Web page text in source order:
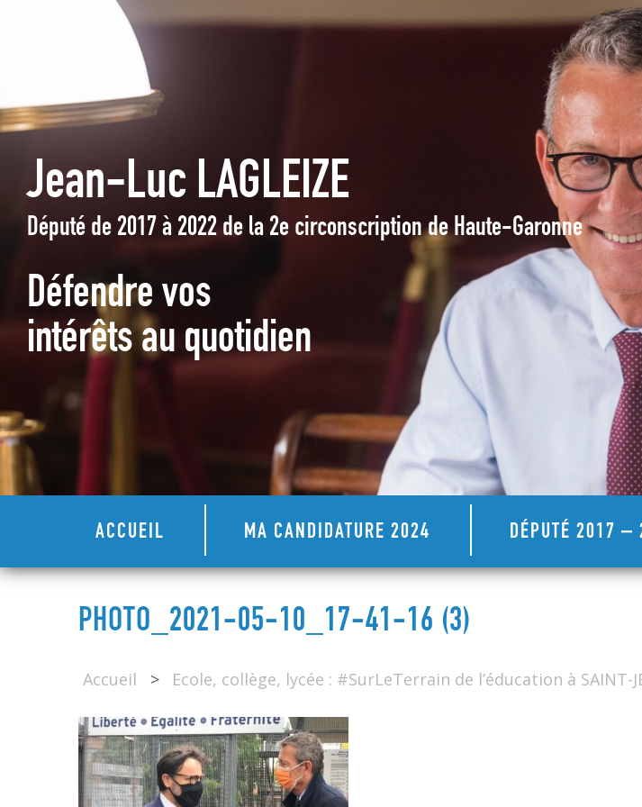
Jean-Luc LAGLEIZE
Député de 2017 à 2022 de la 2e circonscription de Haute-Garonne
Défendre vos
intérêts au quotidien
ACCUEIL MA CANDIDATURE 2024 DÉPUTÉ 2017 –
PHOTO_2021-05-10_17-41-16 (3)
Accueil > Ecole, collège, lycée : #SurLeTerrain de l’éducation à SAINT-